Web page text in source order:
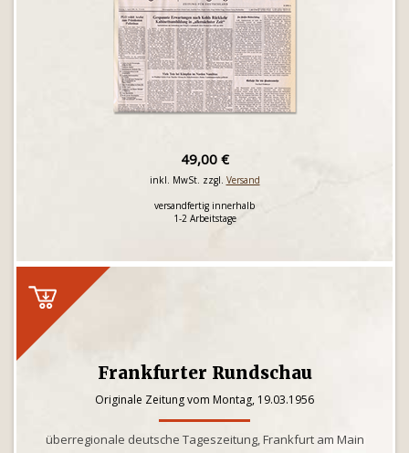
49,00 €
inkl. MwSt. zzgl. Versand
versandfertig innerhalb
1-2 Arbeitstage
Frankfurter Rundschau
Originale Zeitung vom Montag, 19.03.1956
überregionale deutsche Tageszeitung, Frankfurt am Main